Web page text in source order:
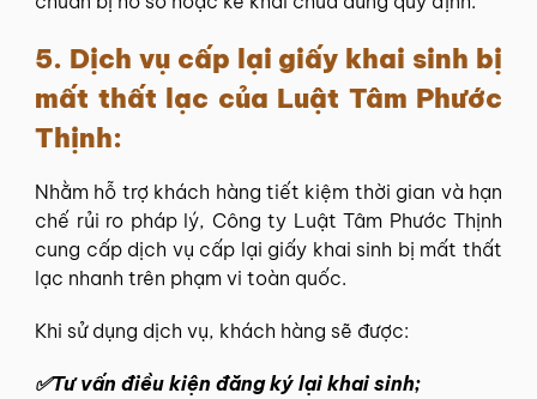
5. Dịch vụ cấp lại giấy khai sinh bị
mất thất lạc của Luật Tâm Phước
Thịnh:
Nhằm hỗ trợ khách hàng tiết kiệm thời gian và hạn
chế rủi ro pháp lý, Công ty Luật Tâm Phước Thịnh
cung cấp dịch vụ cấp lại giấy khai sinh bị mất thất
lạc nhanh trên phạm vi toàn quốc.
Khi sử dụng dịch vụ, khách hàng sẽ được:
✅Tư vấn điều kiện đăng ký lại khai sinh;